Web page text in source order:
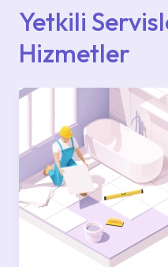
Yetkili
Hizmetler